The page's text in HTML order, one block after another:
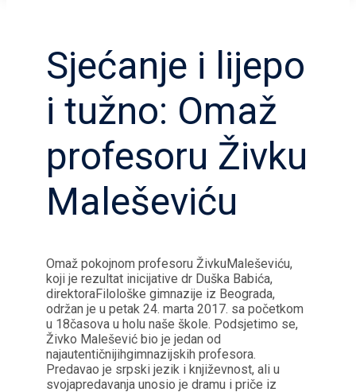
Sjećanje i lijepo
i tužno: Omaž
profesoru Živku
Maleševiću
Omaž pokojnom profesoru ŽivkuMaleševiću,
koji je rezultat inicijative dr Duška Babića,
direktoraFilološke gimnazije iz Beograda,
održan je u petak 24. marta 2017. sa početkom
u 18časova u holu naše škole. Podsjetimo se,
Živko Malešević bio je jedan od
najautentičnijihgimnazijskih profesora.
Predavao je srpski jezik i književnost, ali u
svojapredavanja unosio je dramu i priče iz